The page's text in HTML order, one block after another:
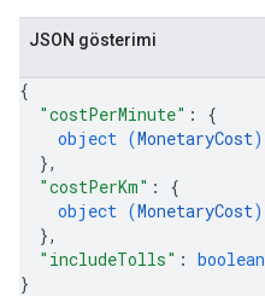
JSON gösterimi
{
"costPerMinute" : {
object (MonetaryCost)
},
"costPerKm" : {
object (MonetaryCost)
},
"includeTolls" : boolean
}